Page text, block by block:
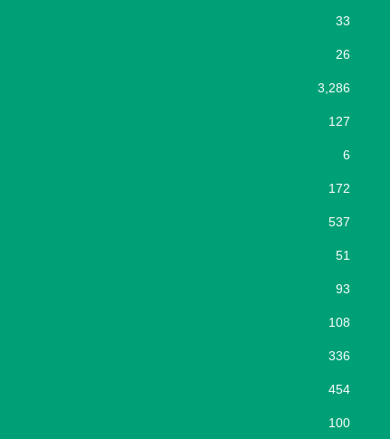
33
26
3,286
127
6
172
537
51
93
108
336
454
100